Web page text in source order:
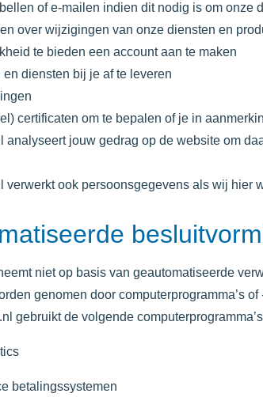
of e-mailen indien dit nodig is om onze
over wijzigingen van onze diensten en
te bieden een account aan te maken
en diensten bij je af te leveren
certificaten om te bepalen of je in
analyseert jouw gedrag op de website om
verwerkt ook persoonsgegevens als wij hier
niet op basis van geautomatiseerde
genomen door computerprogramma’s
gebruikt de volgende
betalingssystemen